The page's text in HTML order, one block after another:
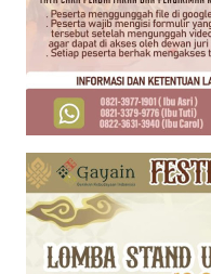
WN
SUMUT
WN
WN
JABAR